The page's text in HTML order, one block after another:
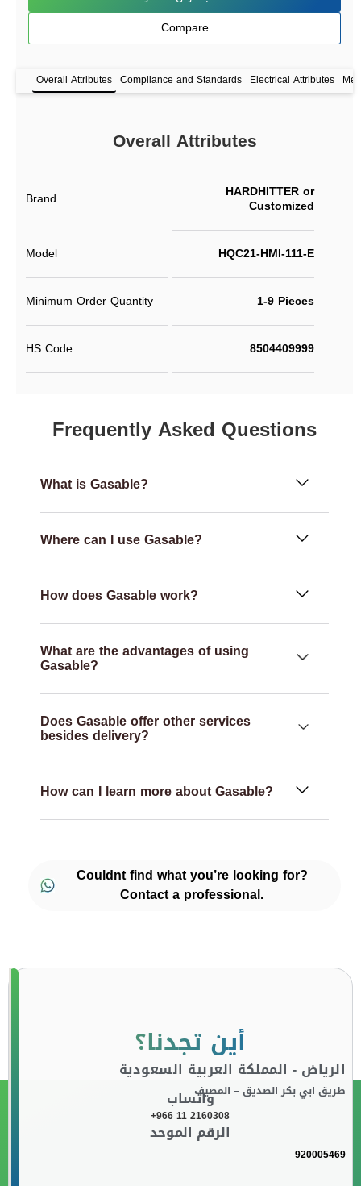
Compare
Overall Attributes Compliance and Standards Electrical Attributes
Overall Attributes
Brand HARDHITTER or
Customized
Model HQC21-HMI-111-E
Minimum Order Quantity 1-9 Pieces
HS Code 8504409999
Frequently Asked Questions
What is Gasable?
Where can I use Gasable?
How does Gasable work?
What are the advantages of using
Gasable?
Does Gasable offer other services
besides delivery?
How can I learn more about Gasable?
Couldnt find what you’re looking for?
Contact a professional.
أين تجدنا؟
الرياض - المملكة العربية السعودية
طريق ابي بكر الصديق – المصيفواتساب
+966 11 2160308
الرقم الموحد
920005469